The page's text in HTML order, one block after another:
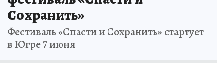
Сохранить»
Фестиваль «Спасти и Сохранить» стартует
в Югре 7 июня